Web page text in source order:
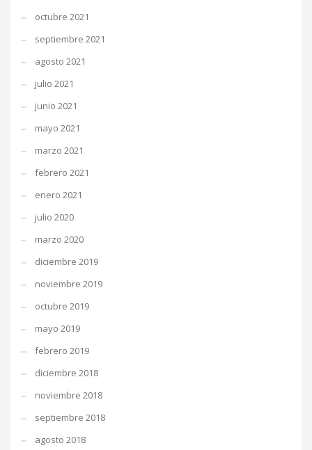
octubre 2021
septiembre 2021
agosto 2021
julio 2021
junio 2021
mayo 2021
marzo 2021
febrero 2021
enero 2021
julio 2020
marzo 2020
diciembre 2019
noviembre 2019
octubre 2019
mayo 2019
febrero 2019
diciembre 2018
noviembre 2018
septiembre 2018
agosto 2018